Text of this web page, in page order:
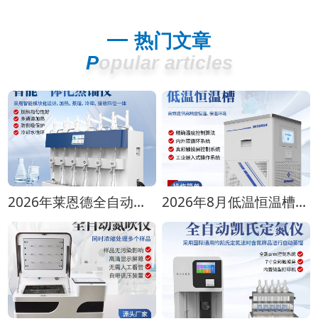
热门文章
Popular articles
2026年莱恩德全自动蒸馏仪全型号对比选购指南 2026年8月低温恒温槽选购攻略 全生命周期成本对比